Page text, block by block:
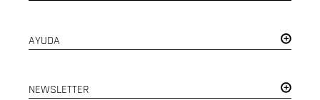
AYUDA
NEWSLETTER